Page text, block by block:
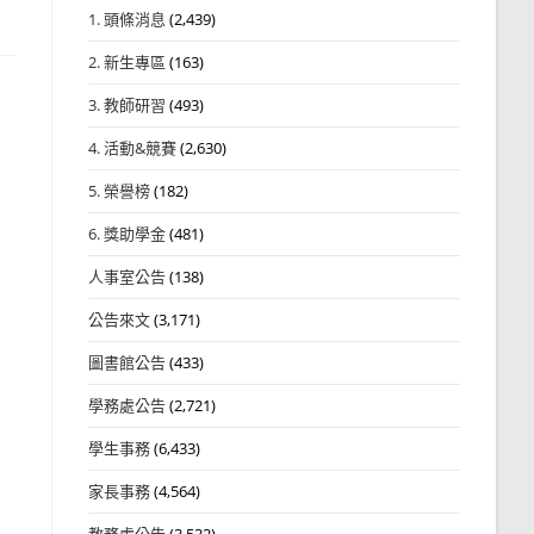
1. 頭條消息 (2,439)
2. 新生專區 (163)
3. 教師研習 (493)
4. 活動&競賽(2,630)
5. 榮譽榜(182)
6. 獎助學金(481)
人事室公告(138)
公告來文(3,171)
圖書館公告(433)
學務處公告(2,721)
學生事務(6,433)
家長事務(4,564)